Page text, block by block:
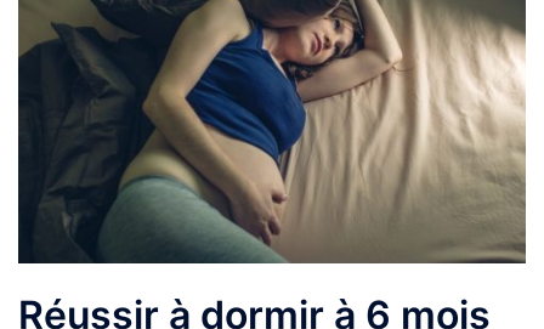
Réussir à dormir à 6 mois